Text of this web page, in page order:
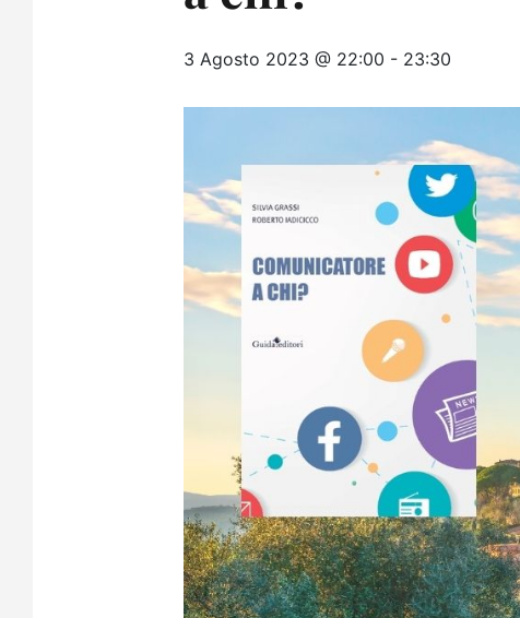
3 Agosto 2023 @ 22:00 - 23:30